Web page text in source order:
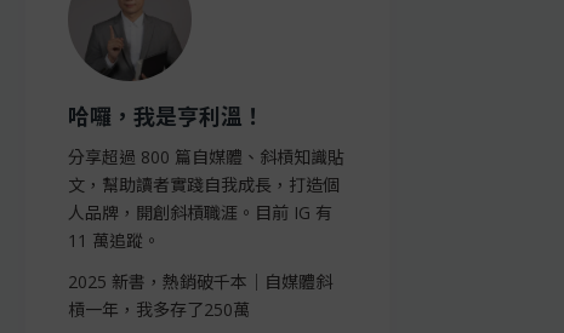
哈囉，我是亨利溫！
分享超過 800 篇自媒體、斜槓知識貼
文，幫助讀者實踐自我成長，打造個
人品牌，開創斜槓職涯。目前 IG 有
11 萬追蹤。
2025 新書，熱銷破千本｜自媒體斜
槓一年，我多存了250萬